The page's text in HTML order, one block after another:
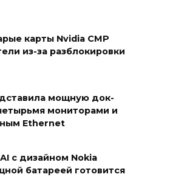
карты Nvidia CMP
из-за разблокировки
мощную док-
мониторами и
Ethernet
с дизайном Nokia
батареей готовится